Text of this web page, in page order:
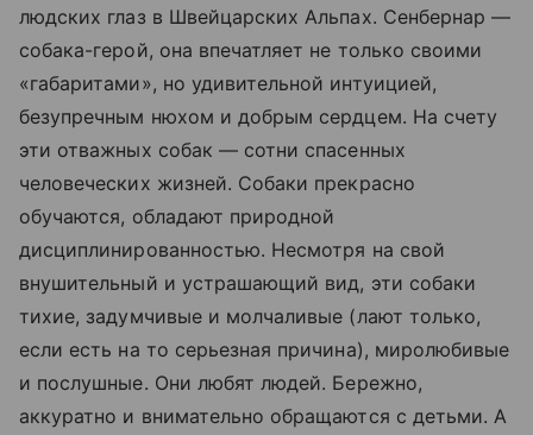
людских глаз в Швейцарских Альпах. Сенбернар —
собака-герой, она впечатляет не только своими
«габаритами», но удивительной интуицией,
безупречным нюхом и добрым сердцем. На счету
эти отважных собак — сотни спасенных
человеческих жизней. Собаки прекрасно
обучаются, обладают природной
дисциплинированностью. Несмотря на свой
внушительный и устрашающий вид, эти собаки
тихие, задумчивые и молчаливые (лают только,
если есть на то серьезная причина), миролюбивые
и послушные. Они любят людей. Бережно,
аккуратно и внимательно обращаются с детьми. А